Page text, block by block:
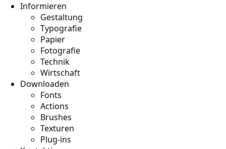
Informieren
Gestaltung
Typografie
Papier
Fotografie
Technik
Wirtschaft
Downloaden
Fonts
Actions
Brushes
Texturen
Plug-ins